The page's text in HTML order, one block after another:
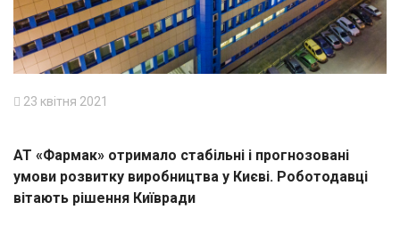
23 квітня 2021
АТ «Фармак» отримало стабільні і прогнозовані
умови розвитку виробництва у Києві. Роботодавці
вітають рішення Київради